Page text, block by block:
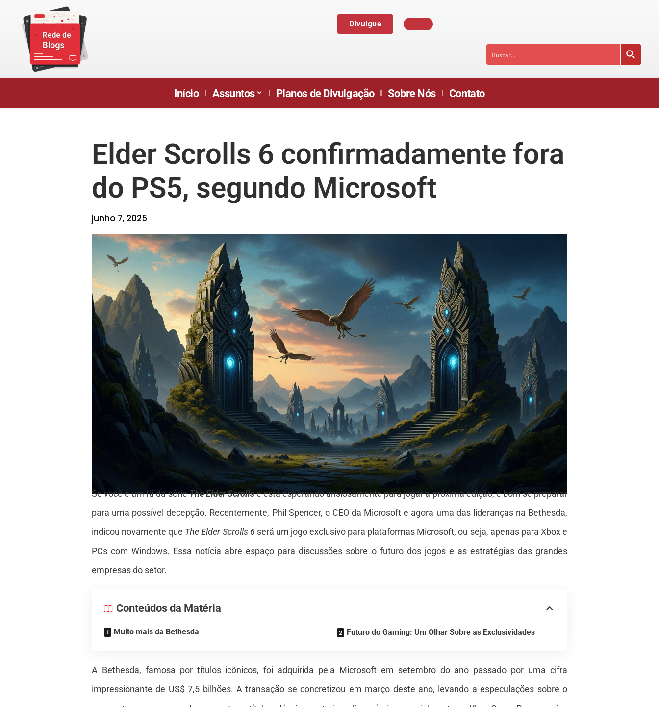
Divulgue
Início Assuntos Planos de Divulgação Sobre Nós Contato
Elder Scrolls 6 confirmadamente fora
do PS5, segundo Microsoft
junho 7, 2025
Se você é um fã da sérieThe Elder Scrollse está esperando ansiosamente para jogar a próxima edição, é bom se preparar
para uma possível decepção. Recentemente, Phil Spencer, o CEO da Microsoft e agora uma das lideranças na Bethesda,
indicou novamente que The Elder Scrolls 6 será um jogo exclusivo para plataformas Microsoft, ou seja, apenas para Xbox e
PCs com Windows. Essa notícia abre espaço para discussões sobre o futuro dos jogos e as estratégias das grandes
empresas do setor.
Conteúdos da Matéria
Muito mais da Bethesda Futuro do Gaming: Um Olhar Sobre as Exclusividades
A Bethesda, famosa por títulos icônicos, foi adquirida pela Microsoft em setembro do ano passado por uma cifra
impressionante de US$ 7,5 bilhões. A transação se concretizou em março deste ano, levando a especulações sobre o